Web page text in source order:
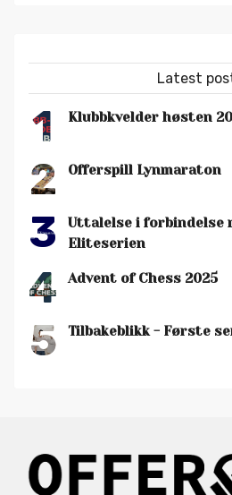
Latest
1 Klubbkvelder høsten
2 Offerspill Lynmaraton
3
Uttalelse i forbindelse
Eliteserien
4 Advent of Chess 2025
5 Tilbakeblikk - Første